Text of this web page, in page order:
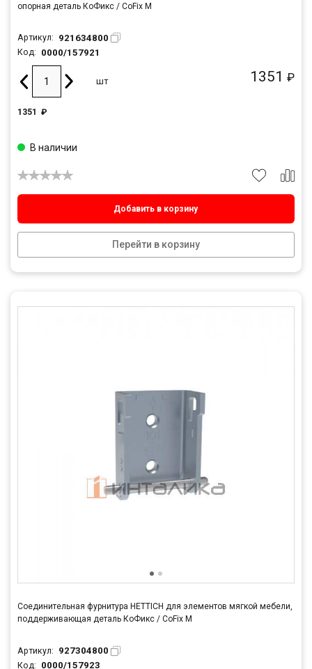
опорная деталь КоФикс / CoFix M
Артикул: 921634800
Код: 0000/157921
1351 ₽
шт
1351 ₽
Добавить в корзину
Перейти в корзину
В наличии
Соединительная фурнитура HETTICH для элементов мягкой мебели,
поддерживающая деталь КоФикс / CoFix M
Артикул: 927304800
Код: 0000/157923